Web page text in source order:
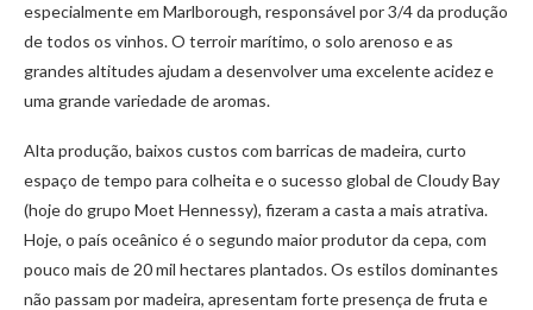
especialmente em Marlborough, responsável por 3/4 da produção
de todos os vinhos. O terroir marítimo, o solo arenoso e as
grandes altitudes ajudam a desenvolver uma excelente acidez e
uma grande variedade de aromas.
Alta produção, baixos custos com barricas de madeira, curto
espaço de tempo para colheita e o sucesso global de Cloudy Bay
(hoje do grupo Moet Hennessy), fizeram a casta a mais atrativa.
Hoje, o país oceânico é o segundo maior produtor da cepa, com
pouco mais de 20 mil hectares plantados. Os estilos dominantes
não passam por madeira, apresentam forte presença de fruta e